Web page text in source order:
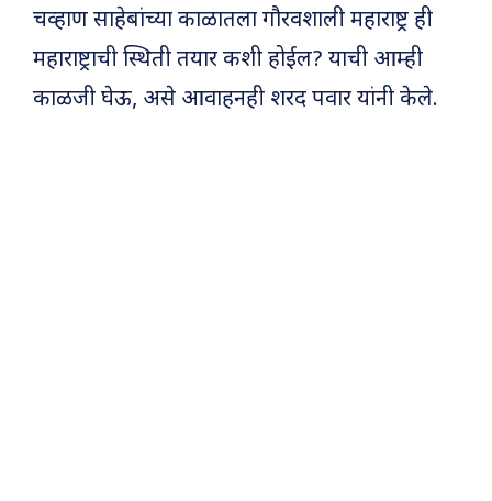
चव्हाण साहेबांच्या काळातला गौरवशाली महाराष्ट्र ही
महाराष्ट्राची स्थिती तयार कशी होईल? याची आम्ही
काळजी घेऊ, असे आवाहनही शरद पवार यांनी केले.